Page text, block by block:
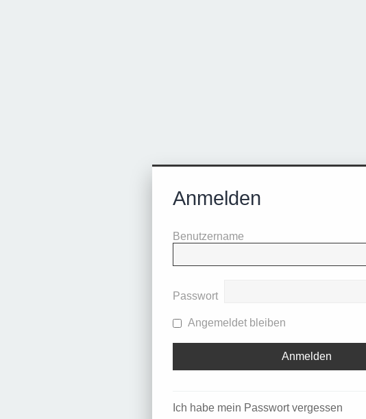
Anmelden
Benutzername
Passwort
Angemeldet bleiben
Ich habe mein Passwort vergessen